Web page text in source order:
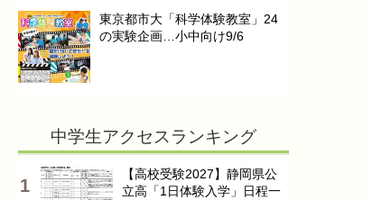
東京都市大「科学体験教室」24
の実験企画…小中向け9/6
中学生アクセスランキング
【高校受験2027】静岡県公
立高「1日体験入学」日程一